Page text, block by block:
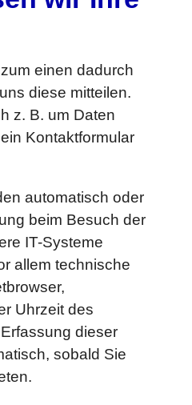
einen dadurch
diese mitteilen.
z. B. um Daten
Kontaktformular
automatisch oder
beim Besuch der
IT-Systeme
allem technische
Uhrzeit des
dieser
sobald Sie